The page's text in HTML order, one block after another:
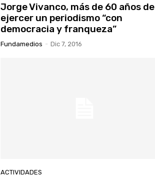
Jorge Vivanco, más de 60 años de
ejercer un periodismo “con
democracia y franqueza”
Fundamedios - Dic 7, 2016
ACTIVIDADES